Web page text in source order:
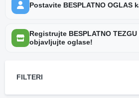
Postavite BESPLATNO OGLAS
Registrujte BESPLATNO TEZGU
objavljujte oglase!
FILTERI